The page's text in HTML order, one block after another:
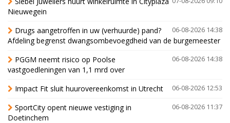
Nieuwegein
06-08-2026 14:38
Drugs aangetroffen in uw (verhuurde) pand?
Afdeling begrenst dwangsombevoegdheid van de burgemeester
06-08-2026 14:38
PGGM neemt risico op Poolse
vastgoedleningen van 1,1 mrd over
06-08-2026 12:53
Impact Fit sluit huurovereenkomst in Utrecht
06-08-2026 11:37
SportCity opent nieuwe vestiging in
Doetinchem